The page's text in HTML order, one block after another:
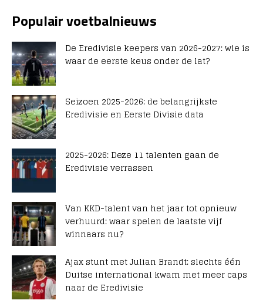
Populair voetbalnieuws
De Eredivisie keepers van 2026-2027: wie is
waar de eerste keus onder de lat?
Seizoen 2025-2026: de belangrijkste
Eredivisie en Eerste Divisie data
2025-2026: Deze 11 talenten gaan de
Eredivisie verrassen
Van KKD-talent van het jaar tot opnieuw
verhuurd: waar spelen de laatste vijf
winnaars nu?
Ajax stunt met Julian Brandt: slechts één
Duitse international kwam met meer caps
naar de Eredivisie